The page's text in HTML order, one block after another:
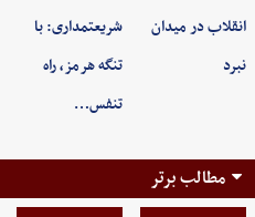
انقلاب در میدان
نبرد
شریعتمداری: با
تنگه هرمز، راه
تنفس…
مطالب برتر